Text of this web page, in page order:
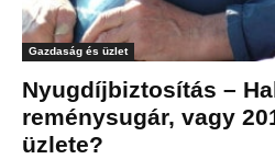
Gazdaság és üzlet
Nyugdíjbiztosítás –
reménysugár, vagy
üzlete?